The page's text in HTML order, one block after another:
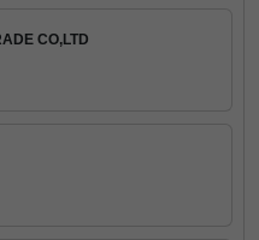
CO,LTD